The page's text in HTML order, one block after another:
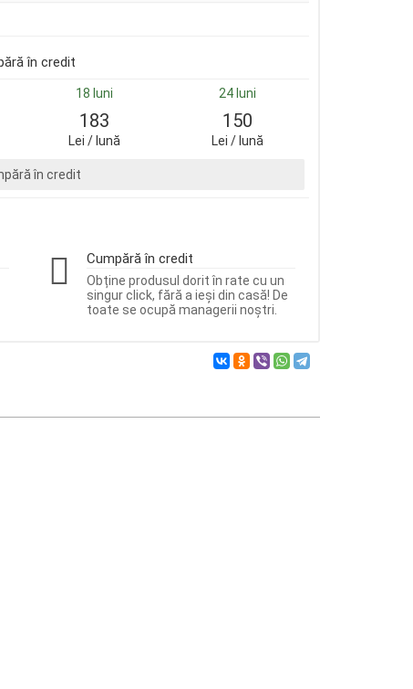
în credit
18 luni 24 luni
183
Lei / lună
150
Lei / lună
în credit
Cumpără în credit
Obține produsul dorit în rate cu un
singur click, fără a ieși din casă! De
toate se ocupă managerii noștri.